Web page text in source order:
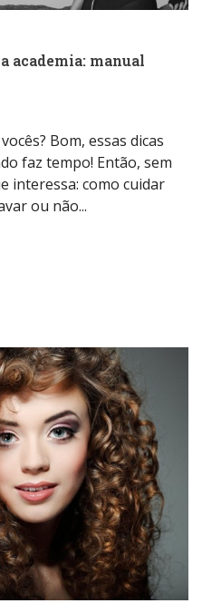
academia: manual
Bom, essas dicas
faz tempo! Então, sem
interessa: como cuidar
ou não...